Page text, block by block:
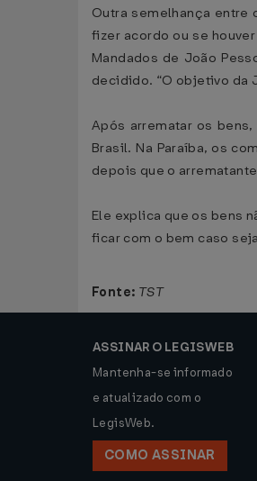
Outra semelhança
fizer acordo ou se
Mandados de João
decidido. “O objetivo da
Após arrematar os
Brasil. Na Paraíba, os
depois que o
Ele explica que os bens
ficar com o bem caso
Fonte: TST
ASSINAR O LEGISWEB
Mantenha-se informado
e atualizado com o
LegisWeb.
COMO ASSINAR